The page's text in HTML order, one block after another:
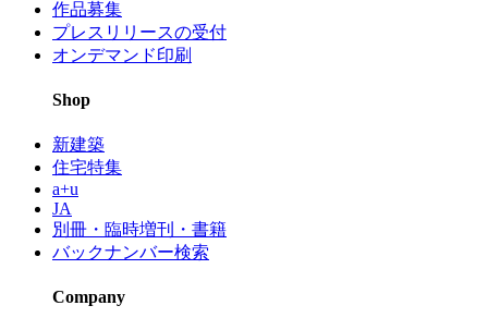
作品募集
プレスリリースの受付
オンデマンド印刷
Shop
新建築
住宅特集
a+u
JA
別冊・臨時増刊・書籍
バックナンバー検索
Company